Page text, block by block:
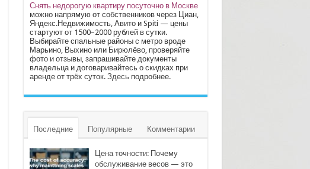
Снять недорогую квартиру посуточно в Москве
можно напрямую от собственников через Циан,
Яндекс.Недвижимость, Авито и Spiti — цены
стартуют от 1500–2000 рублей в сутки.
Выбирайте спальные районы с метро вроде
Марьино, Выхино или Бирюлёво, проверяйте
фото и отзывы, запрашивайте документы
владельца и договаривайтесь о скидках при
аренде от трёх суток. Здесьподробнее.
Последние Популярные Комментарии
Цена точности: Почему
обслуживание весов — это